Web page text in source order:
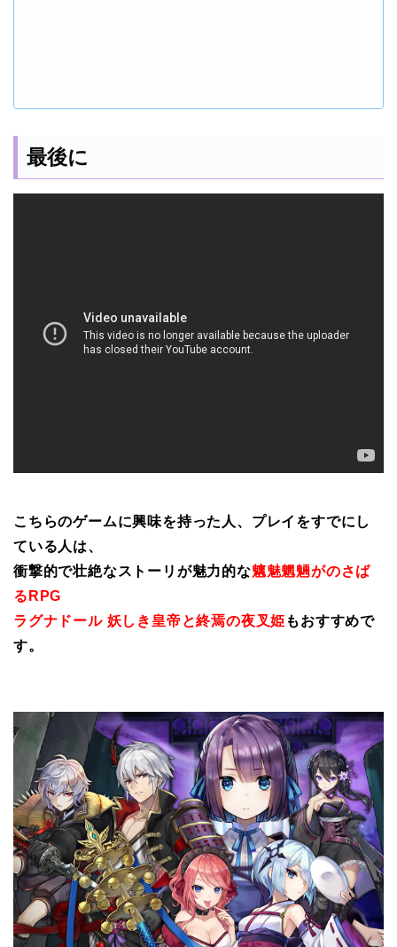
最後に
こちらのゲームに興味を持った人、プレイをすでにし
ている人は、
衝撃的で壮絶なストーリが魅力的な魑魅魍魎がのさば
るRPG
ラグナドール 妖しき皇帝と終焉の夜叉姫 もおすすめで
す。